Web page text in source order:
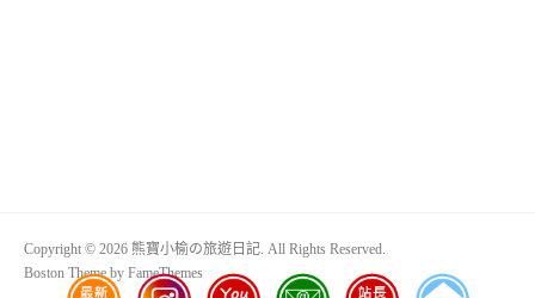
Copyright © 2026 熊寶小榆の旅遊日記. All Rights Reserved.
Boston Theme by FameThemes